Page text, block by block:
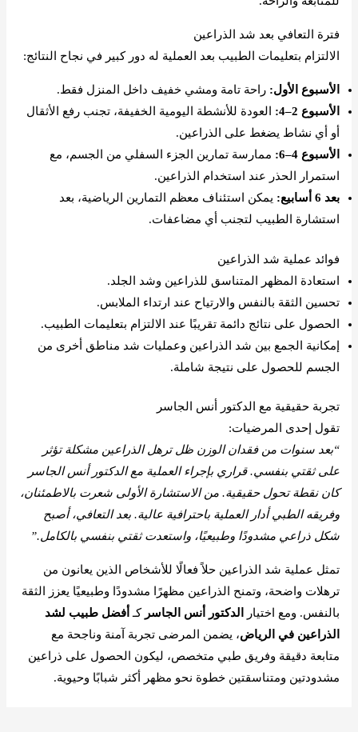
فترة التعافي بعد شد الذراعين
الالتزام بتعليمات الطبيب بعد العملية له دور كبير في نجاح النتائج:
الأسبوع الأول: راحة تامة ومشي خفيف داخل المنزل فقط.
الأسبوع 2–4:
العودة للأنشطة اليومية الخفيفة، تجنب رفع الأثقال
أو أي نشاط يضغط على الذراعين.
الأسبوع 4–6:
ممارسة تمارين الجزء السفلي من الجسم، مع
استمرار الحذر عند استخدام الذراعين.
بعد 6 أسابيع:
يمكن استئناف معظم التمارين الرياضية، بعد
استشارة الطبيب لتجنب أي مضاعفات.
فوائد عملية شد الذراعين
استعادة المظهر المتناسق للذراعين وشد الجلد.
تحسين الثقة بالنفس والارتياح عند ارتداء الملابس.
الحصول على نتائج دائمة تقريبًا عند الالتزام بتعليمات الطبيب.
إمكانية الجمع بين شد الذراعين وعمليات شد مناطق أخرى من
الجسم للحصول على نتيجة شاملة.
تجربة حقيقية مع الدكتور أنس الجاسر
تقول إحدى المرضيات:
“بعد سنوات من فقدان الوزن ظل ترهل الذراعين مشكلة تؤثر
على ثقتي بنفسي. قراري بإجراء العملية مع الدكتور أنس الجاسر
كان نقطة تحول حقيقية. من الاستشارة الأولى شعرت بالاطمئنان،
وفريقه الطبي أدار العملية باحترافية عالية. بعد التعافي، أصبح
شكل ذراعي مشدودًا وطبيعيًا، واستعدت ثقتي بنفسي بالكامل.”
تمثل عملية شد الذراعين حلاً فعالًا للأشخاص الذين يعانون من
ترهلات واضحة، وتمنح الذراعين مظهرًا مشدودًا وطبيعيًا يعزز الثقة
بالنفس. ومع اختيار
الدكتور أنس الجاسر كـ أفضل طبيب لشد
الذراعين في الرياض، يضمن المرضى تجربة آمنة وناجحة مع
متابعة دقيقة وفريق طبي متخصص، ليكون الحصول على ذراعين
مشدودتين ومتناسقتين خطوة نحو مظهر أكثر شبابًا وحيوية.